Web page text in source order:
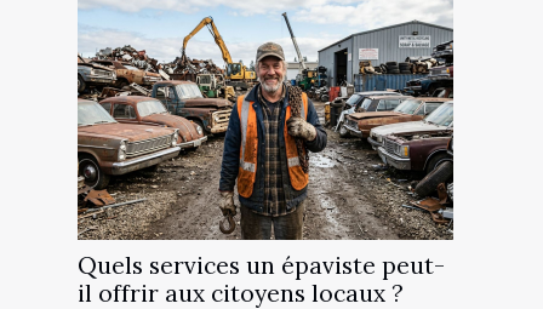
Quels services un épaviste peut-
il offrir aux citoyens locaux ?